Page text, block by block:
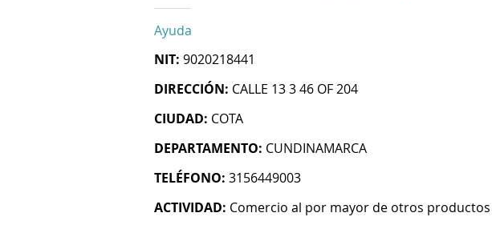
Ayuda
NIT: 9020218441
DIRECCIÓN: CALLE 13 3 46 OF 204
CIUDAD: COTA
DEPARTAMENTO: CUNDINAMARCA
TELÉFONO: 3156449003
ACTIVIDAD: Comercio al por mayor de otros productos